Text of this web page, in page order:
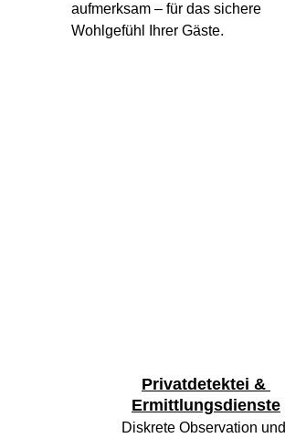
aufmerksam – für das sichere
Wohlgefühl Ihrer Gäste.
Privatdetektei &
Ermittlungsdienste
Diskrete Observation und